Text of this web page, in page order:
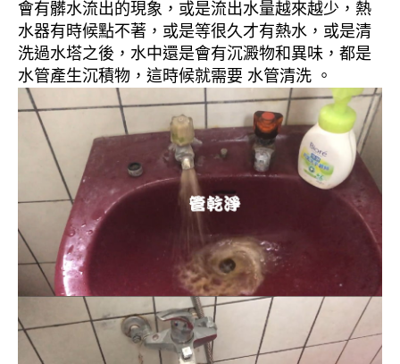
會有髒水流出的現象，或是流出水量越來越少，熱
水器有時候點不著，或是等很久才有熱水，或是清
洗過水塔之後，水中還是會有沉澱物和異味，都是
水管產生沉積物，這時候就需要 水管清洗 。